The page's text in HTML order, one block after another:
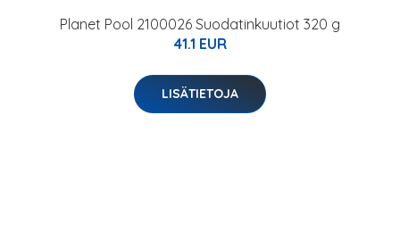
Planet Pool 2100026 Suodatinkuutiot 320 g
41.1 EUR
LISÄTIETOJA